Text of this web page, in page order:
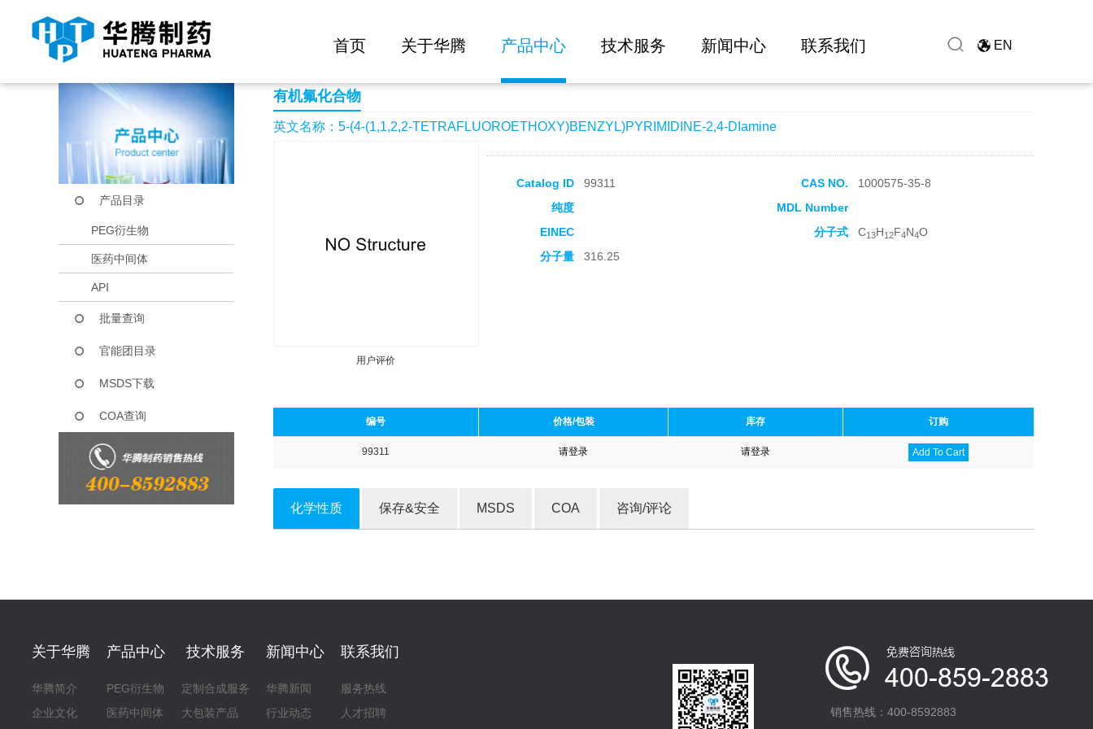
首页 关于华腾 产品中心 技术服务 新闻中心 联系我们 EN
当前位置： 首页 产品中心 5-(4-(1,1,2,2-TETRAFLUOROETHOXY)BENZYL)PYRIMIDINE-2,4-DIamine
产品目录
PEG衍生物
医药中间体
API
批量查询
官能团目录
MSDS下载
COA查询
有机氟化合物
英文名称：5-(4-(1,1,2,2-TETRAFLUOROETHOXY)BENZYL)PYRIMIDINE-2,4-DIamine
用户评价
Catalog ID 99311 CAS NO.
1000575-35-8
纯度
MDL Number
EINEC
分子式 C13H12F4N4O
分子量
316.25
编号 价格/包装 库存 订购
99311 请登录 请登录 Add To Cart
化学性质 保存&安全 MSDS COA 咨询/评论
关于华腾
华腾简介
企业文化
产品中心
PEG衍生物
医药中间体
技术服务
定制合成服务
大包装产品
新闻中心
华腾新闻
行业动态
联系我们
服务热线
人才招聘
销售热线：400-8592883